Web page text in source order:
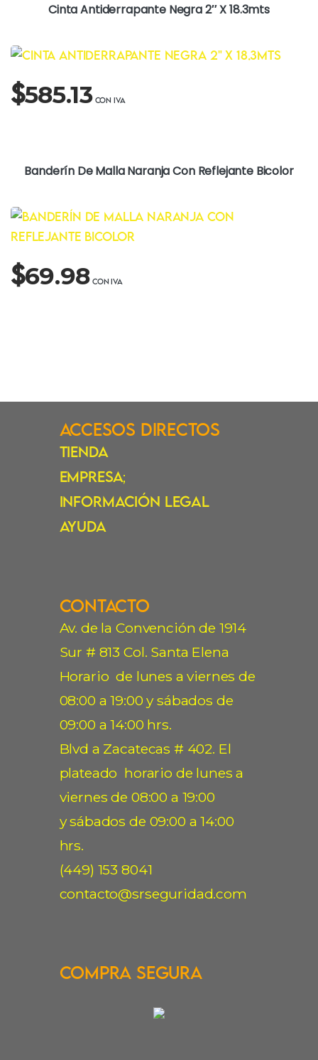
Cinta Antiderrapante Negra 2″ X 18.3mts
$585.13
Banderín De Malla Naranja Con Reflejante Bicolor
$69.98
Accesos Directos
Tienda
Empresa;
Información Legal
Ayuda
Contacto
Av. de la Convención de 1914
Sur # 813 Col. Santa Elena
Horario de lunes a viernes de
08:00 a 19:00 y sábados de
09:00 a 14:00 hrs.
Blvd a Zacatecas # 402. El
plateado horario de lunes a
viernes de 08:00 a 19:00
y sábados de 09:00 a 14:00
hrs.
(449) 153 8041
contacto@srseguridad.com
Compra Segura